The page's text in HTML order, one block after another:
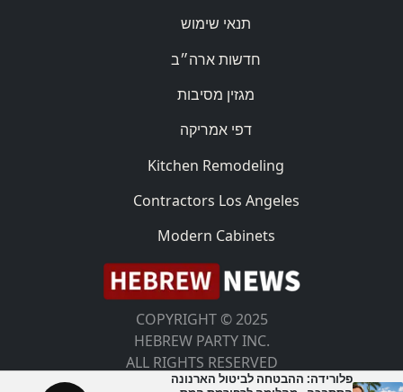
תנאי שימוש
חדשות ארה״ב
מגזין מסיבות
דפי אמריקה
Kitchen Remodeling
Contractors Los Angeles
Modern Cabinets
COPYRIGHT © 2025
HEBREW PARTY INC.
ALL RIGHTS RESERVED
פלורידה: ההבטחה לביטול הארנונה